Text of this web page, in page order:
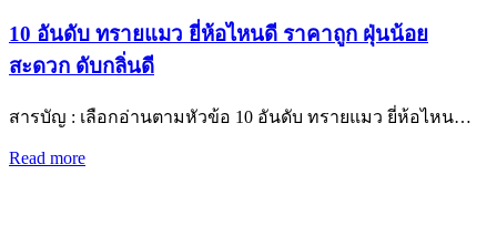
10 อันดับ ทรายแมว ยี่ห้อไหนดี ราคาถูก ฝุ่นน้อย
สะดวก ดับกลิ่นดี
สารบัญ : เลือกอ่านตามหัวข้อ 10 อันดับ ทรายแมว ยี่ห้อไหน…
Read more